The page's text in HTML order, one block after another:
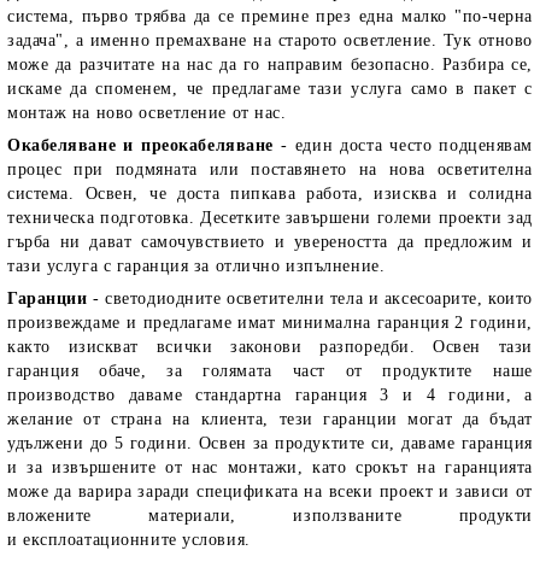
система, първо трябва да се премине през една малко "по-черна
задача", а именно премахване на старото осветление. Тук отново
може да разчитате на нас да го направим безопасно. Разбира се,
искаме да споменем, че предлагаме тази услуга само в пакет с
монтаж на ново осветление от нас.
Окабеляване и преокабеляване - един доста често подценявам
процес при подмяната или поставянето на нова осветителна
система. Освен, че доста пипкава работа, изисква и солидна
техническа подготовка. Десетките завършени големи проекти зад
гърба ни дават самочувствието и увереността да предложим и
тази услуга с гаранция за отлично изпълнение.
Гаранции - светодиодните осветителни тела и аксесоарите, които
произвеждаме и предлагаме имат минимална гаранция 2 години,
както изискват всички законови разпоредби. Освен тази
гаранция обаче, за голямата част от продуктите наше
производство даваме стандартна гаранция 3 и 4 години, а
желание от страна на клиента, тези гаранции могат да бъдат
удължени до 5 години. Освен за продуктите си, даваме гаранция
и за извършените от нас монтажи, като срокът на гаранцията
може да варира заради спецификата на всеки проект и зависи от
вложените материали, използваните продукти
и експлоатационните условия.